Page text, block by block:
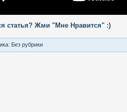
статья? Жми "Мне Нравится" :)
Без рубрики